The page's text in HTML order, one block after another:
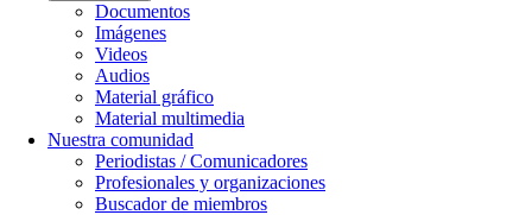
Documentos
Imágenes
Videos
Audios
Material gráfico
Material multimedia
Nuestra comunidad
Periodistas / Comunicadores
Profesionales y organizaciones
Buscador de miembros